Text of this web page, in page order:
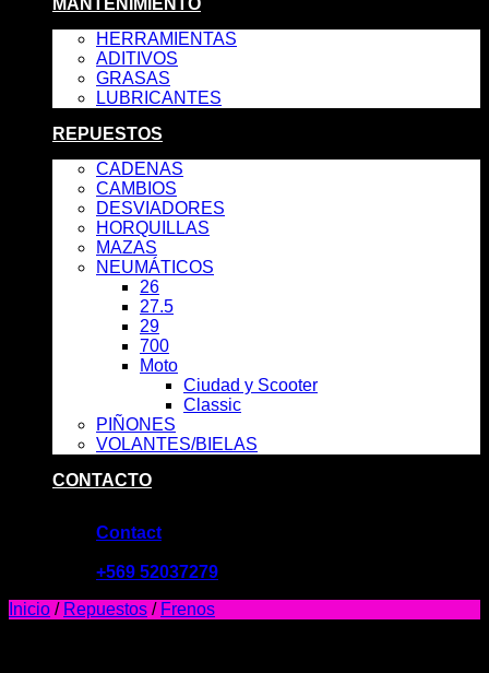
MANTENIMIENTO
HERRAMIENTAS
ADITIVOS
GRASAS
LUBRICANTES
REPUESTOS
CADENAS
CAMBIOS
DESVIADORES
HORQUILLAS
MAZAS
NEUMÁTICOS
26
27.5
29
700
Moto
Ciudad y Scooter
Classic
PIÑONES
VOLANTES/BIELAS
CONTACTO
Contact
+569 52037279
Inicio / Repuestos / Frenos